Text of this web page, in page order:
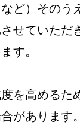
ど）そのう
せていただ
す。
を高めるた
があります